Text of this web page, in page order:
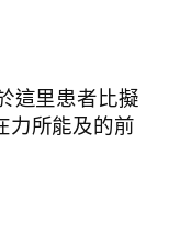
里患者比擬
力所能及的前